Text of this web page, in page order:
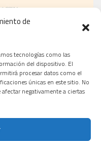
de
tecnologías como las
del dispositivo. El
procesar datos como el
únicas en este sitio. No
negativamente a ciertas